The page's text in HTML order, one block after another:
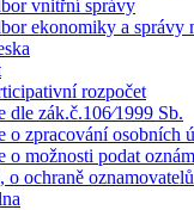
vnitřní správy
ekonomiky a správy
rozpočet
dle zák.č.106⁄1999 Sb.
o zpracování osobních
o možnosti podat
o ochraně oznamovatelů